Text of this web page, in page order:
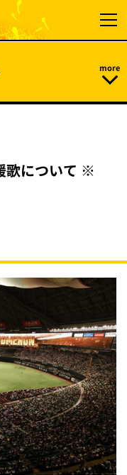
歌について ※